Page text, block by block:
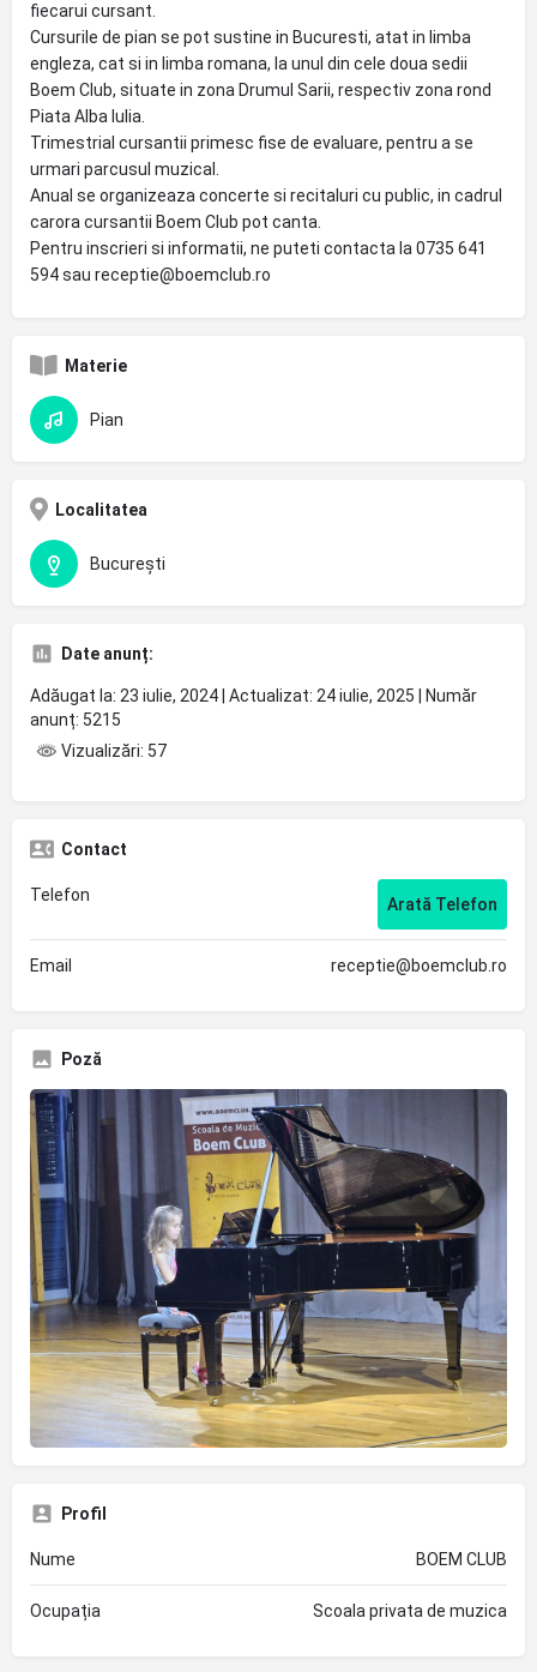
fiecarui cursant.
Cursurile de pian se pot sustine in Bucuresti, atat in limba
engleza, cat si in limba romana, la unul din cele doua sedii
Boem Club, situate in zona Drumul Sarii, respectiv zona rond
Piata Alba Iulia.
Trimestrial cursantii primesc fise de evaluare, pentru a se
urmari parcusul muzical.
Anual se organizeaza concerte si recitaluri cu public, in cadrul
carora cursantii Boem Club pot canta.
Pentru inscrieri si informatii, ne puteti contacta la 0735 641
594 sau receptie@boemclub.ro
Materie
Pian
Localitatea
București
Date anunț:
Adăugat la: 23 iulie, 2024 | Actualizat: 24 iulie, 2025 | Număr
anunț: 5215
Vizualizări: 57
Contact
Telefon Arată Telefon
Email receptie@boemclub.ro
Poză
Profil
Nume BOEM CLUB
Ocupația Scoala privata de muzica